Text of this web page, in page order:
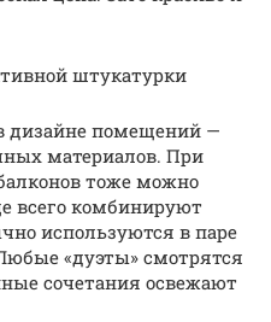
штукатурки
дизайне помещений —
материалов. При
тоже можно
всего комбинируют
используются в паре
«дуэты» смотрятся
сочетания освежают